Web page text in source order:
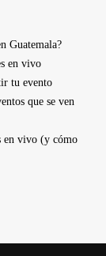
Guatemala?
en vivo
tu evento
que se ven
en vivo (y cómo